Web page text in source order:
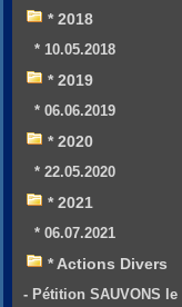
* 2018
* 10.05.2018
* 2019
* 06.06.2019
* 2020
* 22.05.2020
* 2021
* 06.07.2021
* Actions Divers
- Pétition SAUVONS le